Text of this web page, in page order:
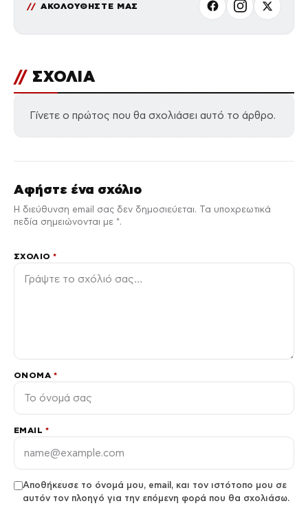
ΑΚΟΛΟΥΘΗΣΤΕ ΜΑΣ
// ΣΧΟΛΙΑ
Γίνετε ο πρώτος που θα σχολιάσει αυτό το άρθρο.
Αφήστε ένα σχόλιο
Η διεύθυνση email σας δεν δημοσιεύεται. Τα υποχρεωτικά
πεδία σημειώνονται με *.
ΣΧΌΛΙΟ*
ΌΝΟΜΑ *
EMAIL *
Αποθήκευσε το όνομά μου, email, και τον ιστότοπο μου σε
αυτόν τον πλοηγό για την επόμενη φορά που θα σχολιάσω.